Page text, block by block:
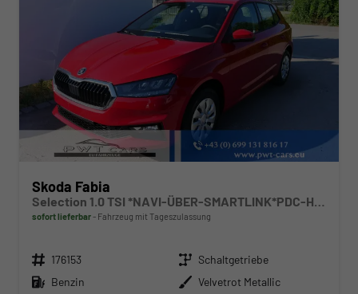
Skoda Fabia
sofort lieferbar Fahrzeug mit Tageszulassung
Fahrzeugnr. 176153 Getriebe Schaltgetriebe
Kraftstoff Benzin Außenfarbe Velvetrot Metallic